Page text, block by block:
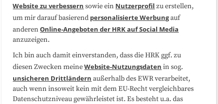
Datenschutzerklärung Impressum
Sitemap
Folgen Sie uns
Website zu verbessern sowie ein Nutzerprofil zu erstellen,
um mir darauf basierend personalisierte Werbungauf
anderenOnline-Angeboten der HRK auf Social Media
anzuzeigen.
Ich bin auch damit einverstanden, dass die HRK ggf. zu
diesen Zwecken meineWebsite-Nutzungsdaten in sog.
unsicheren Drittländern außerhalb des EWR verarbeitet,
auch wenn insoweit kein mit dem EU-Recht vergleichbares
Datenschutzniveau gewährleistet ist. Es besteht u.a. das